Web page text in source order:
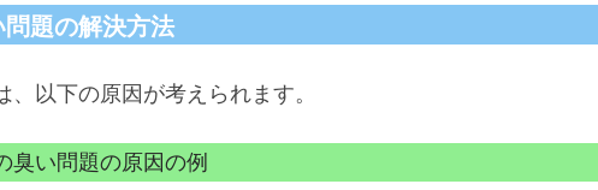
題の解決方法
以下の原因が考えられます。
臭い問題の原因の例